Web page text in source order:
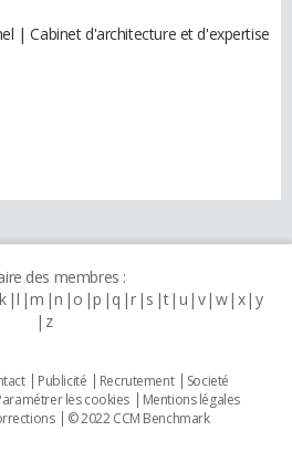
| Cabinet d'architecture et d'expertise
des membres :
k l m n o p q r s t u v w x y
z
Publicité Recrutement
Societé
les cookies
Mentions légales
© 2022 CCM Benchmark